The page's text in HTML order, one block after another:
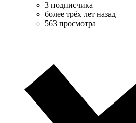
3 подписчика
более трёх лет назад
563 просмотра